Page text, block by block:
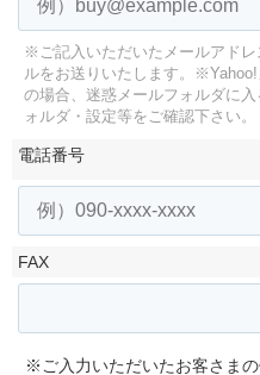
※ご記入いただいたメールアド
ルをお送りいたします。
※Yahoo!
の場合、迷惑メールフォルダに入
ォルダ・設定等をご確認下さい。
電話番号
FAX
※ご入力いただいたお客さまの